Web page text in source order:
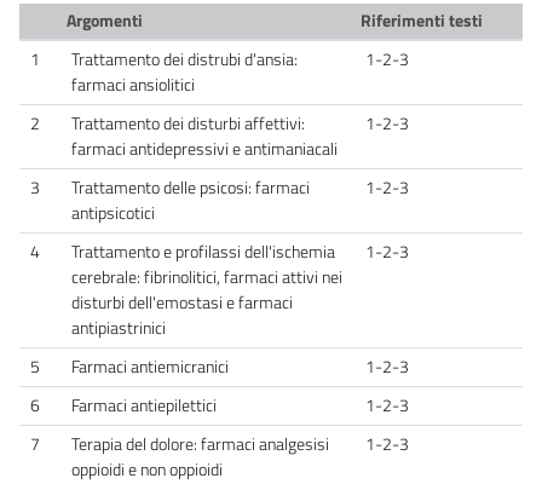
Argomenti
Riferimenti testi
1
Trattamento dei distrubi d'ansia:
farmaci ansiolitici
1-2-3
2
Trattamento dei disturbi affettivi:
farmaci antidepressivi e antimaniacali
1-2-3
3
Trattamento delle psicosi: farmaci
antipsicotici
1-2-3
4
Trattamento e profilassi dell'ischemia
cerebrale: fibrinolitici, farmaci attivi nei
disturbi dell'emostasi e farmaci
antipiastrinici
1-2-3
5 Farmaci antiemicranici
1-2-3
6
Farmaci antiepilettici
1-2-3
7
Terapia del dolore: farmaci analgesisi
oppioidi e non oppioidi
1-2-3